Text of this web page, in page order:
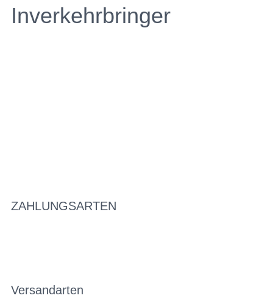
Inverkehrbringer
ZAHLUNGSARTEN
Versandarten